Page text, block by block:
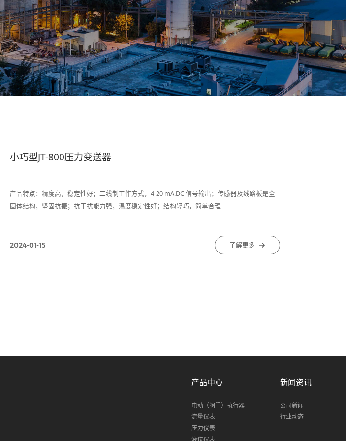
小巧型JT-800压力变送器
产品特点：精度高，稳定性好；二线制工作方式，4-20 mA.DC 信号输出；传感器及线路板是全
固体结构，坚固抗振；抗干扰能力强，温度稳定性好；结构轻巧，简单合理
2024-01-15 了解更多
产品中心
电动（阀门）执行器
流量仪表
压力仪表
新闻资讯
公司新闻
行业动态